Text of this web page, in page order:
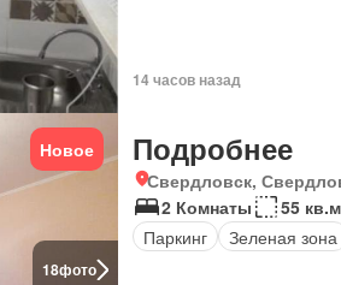
14 часов назад
18фото
Новое Подробнее
Свердловск,
2 Комнаты
55 кв.м
Паркинг
Зеленая зона